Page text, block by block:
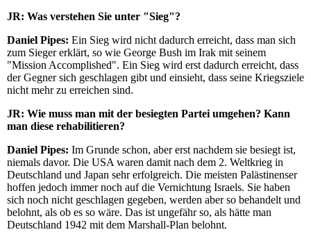
JR: Was verstehen Sie unter "Sieg"?
Daniel Pipes: Ein Sieg wird nicht dadurch erreicht, dass man sich
zum Sieger erklärt, so wie George Bush im Irak mit seinem
"Mission Accomplished". Ein Sieg wird erst dadurch erreicht, dass
der Gegner sich geschlagen gibt und einsieht, dass seine Kriegsziele
nicht mehr zu erreichen sind.
JR: Wie muss man mit der besiegten Partei umgehen? Kann
man diese rehabilitieren?
Daniel Pipes: Im Grunde schon, aber erst nachdem sie besiegt ist,
niemals davor. Die USA waren damit nach dem 2. Weltkrieg in
Deutschland und Japan sehr erfolgreich. Die meisten Palästinenser
hoffen jedoch immer noch auf die Vernichtung Israels. Sie haben
sich noch nicht geschlagen gegeben, werden aber so behandelt und
belohnt, als ob es so wäre. Das ist ungefähr so, als hätte man
Deutschland 1942 mit dem Marshall-Plan belohnt.